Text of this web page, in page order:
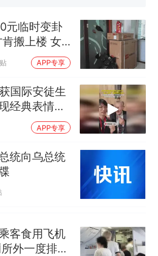
试前13名均遭淘汰？教育局：
已叫停招聘，成立调查组全面
核查
“不建议大家买深色蛋糕”上热
搜，网友：天塌了！
那个在床头放菜刀的女孩，
人生
元临时变卦
搬上楼 女
APP专享
国际安徒生
经典表情
丝问好APP专享
统向乌总统
客食用飞机
外一度排长